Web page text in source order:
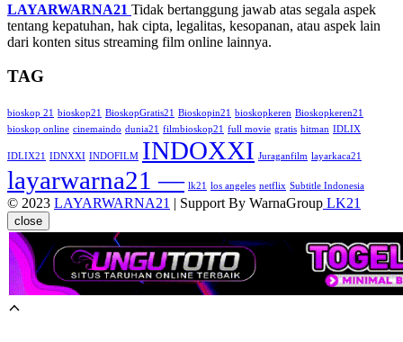
LAYARWARNA21 Tidak bertanggung jawab atas segala aspek
tentang kepatuhan, hak cipta, legalitas, kesopanan, atau aspek lain
dari konten situs streaming film online lainnya.
TAG
bioskop 21 bioskop21 BioskopGratis21 Bioskopin21 bioskopkeren Bioskopkeren21
bioskop online cinemaindo dunia21 filmbioskop21 full movie gratis hitman IDLIX
IDLIX21 IDNXXI INDOFILM INDOXXI Juraganfilm layarkaca21
layarwarna21 — lk21 los angeles netflix Subtitle Indonesia
© 2023 LAYARWARNA21 | Support By WarnaGroup LK21
close